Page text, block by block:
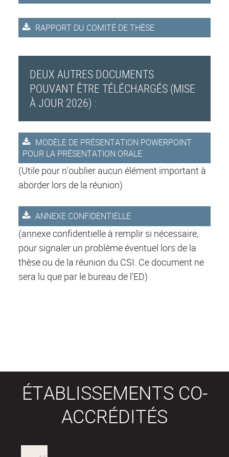
RAPPORT DU COMITÉ DE THÈSE
DEUX AUTRES DOCUMENTS
POUVANT ÊTRE TÉLÉCHARGÉS (MISE
À JOUR 2026) :
MODÈLE DE PRÉSENTATION POWERPOINT
POUR LA PRÉSENTATION ORALE
(Utile pour n'oublier aucun élément important à
aborder lors de la réunion)
ANNEXE CONFIDENTIELLE
(annexe confidentielle à remplir si nécessaire,
pour signaler un problème éventuel lors de la
thèse ou de la réunion du CSI. Ce document ne
sera lu que par le bureau de l'ED)
ÉTABLISSEMENTS CO-
ACCRÉDITÉS